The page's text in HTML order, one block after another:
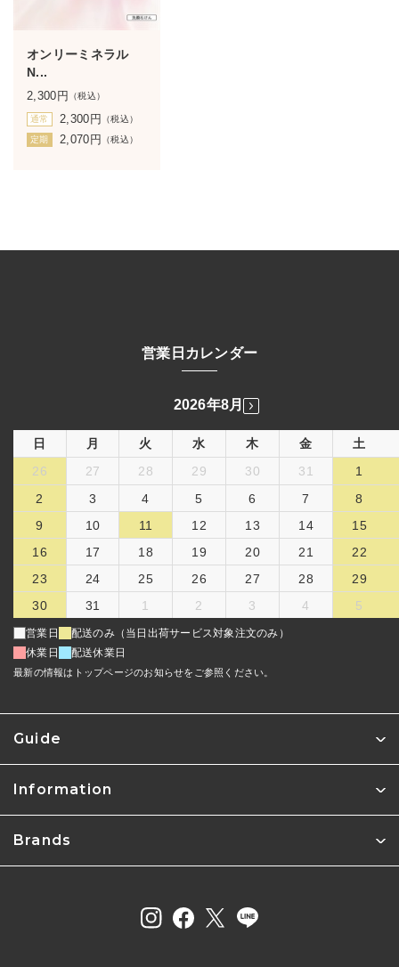
オンリーミネラル
N...
2,300 円 （税込）
通常 2,300 円 （税込）
定期 2,070 円 （税込）
Guide
Information
Brands
営業日カレンダー
2026年8月
日 月 火 水 木 金
土
26
27 28 29 30 31
1
2
3 4 5 6 7
8
9
10 11 12 13 14
15
16
17 18 19 20 21
22
23
24 25 26 27 28
29
30
31 1 2 3 4 5
営業日
配送のみ（当日出荷サービス対象注文のみ）
休業日
配送休業日
最新の情報はトップページのお知らせをご参照ください。